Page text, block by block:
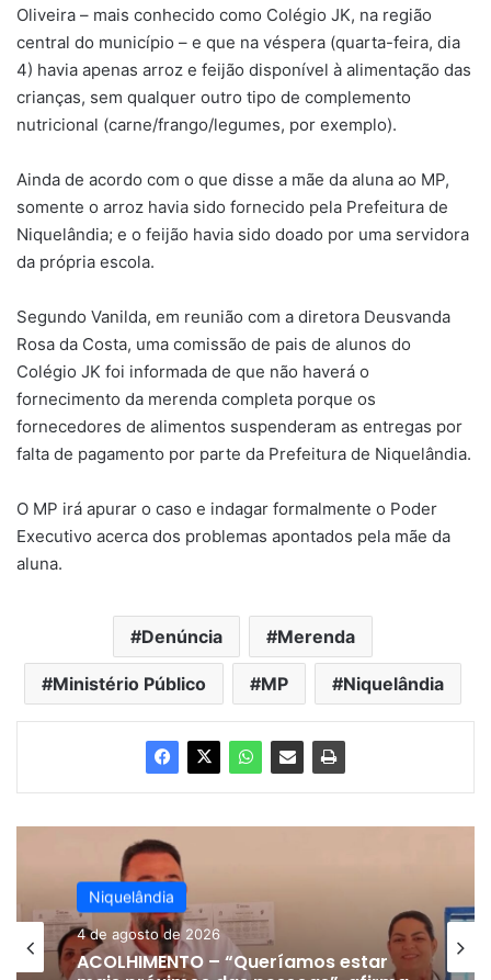
Oliveira – mais conhecido como Colégio JK, na região
central do município – e que na véspera (quarta-feira, dia
4) havia apenas arroz e feijão disponível à alimentação das
crianças, sem qualquer outro tipo de complemento
nutricional (carne/frango/legumes, por exemplo).
Ainda de acordo com o que disse a mãe da aluna ao MP,
somente o arroz havia sido fornecido pela Prefeitura de
Niquelândia; e o feijão havia sido doado por uma servidora
da própria escola.
Segundo Vanilda, em reunião com a diretora Deusvanda
Rosa da Costa, uma comissão de pais de alunos do
Colégio JK foi informada de que não haverá o
fornecimento da merenda completa porque os
fornecedores de alimentos suspenderam as entregas por
falta de pagamento por parte da Prefeitura de Niquelândia.
O MP irá apurar o caso e indagar formalmente o Poder
Executivo acerca dos problemas apontados pela mãe da
aluna.
Denúncia Merenda
Ministério Público MP Niquelândia
Niquelândia
4 de agosto de 2026
ACOLHIMENTO – “Queríamos estar